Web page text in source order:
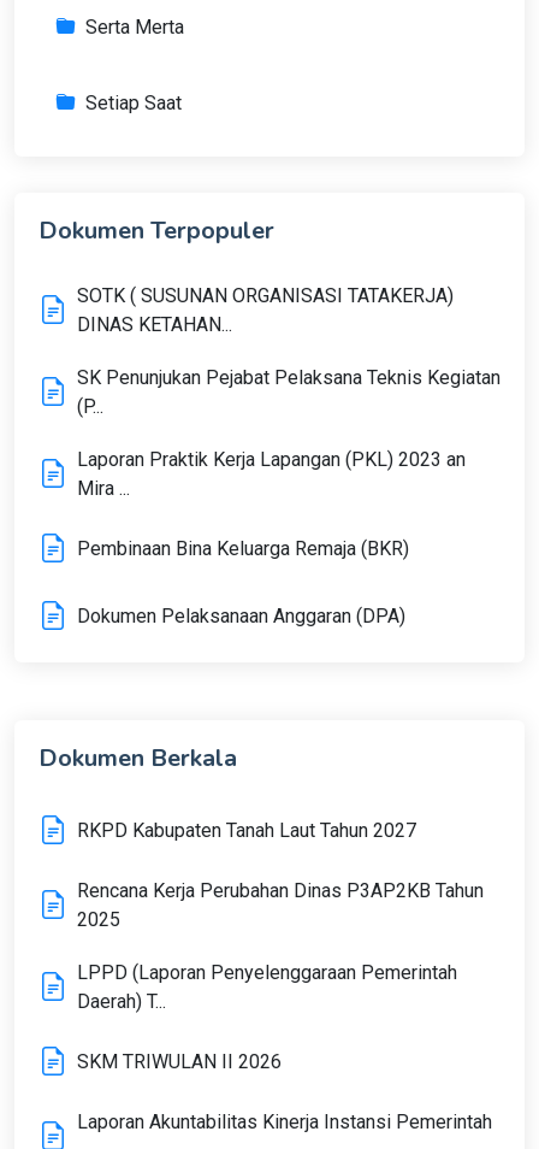
Serta Merta
Setiap Saat
Dokumen Terpopuler
SOTK ( SUSUNAN ORGANISASI TATAKERJA)
DINAS KETAHAN...
SK Penunjukan Pejabat Pelaksana Teknis Kegiatan
(P...
Laporan Praktik Kerja Lapangan (PKL) 2023 an
Mira ...
Pembinaan Bina Keluarga Remaja (BKR)
Dokumen Pelaksanaan Anggaran (DPA)
Dokumen Berkala
RKPD Kabupaten Tanah Laut Tahun 2027
Rencana Kerja Perubahan Dinas P3AP2KB Tahun
2025
LPPD (Laporan Penyelenggaraan Pemerintah
Daerah) T...
SKM TRIWULAN II 2026
Laporan Akuntabilitas Kinerja Instansi Pemerintah